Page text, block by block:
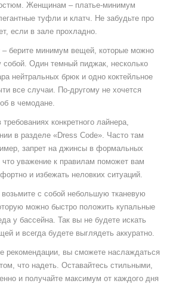
Женщинам – платье‑минимум
туфли и клатч. Не забудьте про
если в зале прохладно.
берите минимум вещей, которые можно
собой. Один темный пиджак, несколько
нейтральных брюк и одно коктейльное
все случаи. По‑другому не хочется
в чемодане.
конкретного лайнера,
в разделе «Dress Code». Часто там
запрет на джинсы в формальных
что уважение к правилам поможет вам
и избежать неловких ситуаций.
с собой небольшую тканевую
можно быстро положить купальные
у бассейна. Так вы не будете искать
и всегда будете выглядеть аккуратно.
рекомендации, вы сможете наслаждаться
что надеть. Оставайтесь стильными,
и получайте максимум от каждого дня